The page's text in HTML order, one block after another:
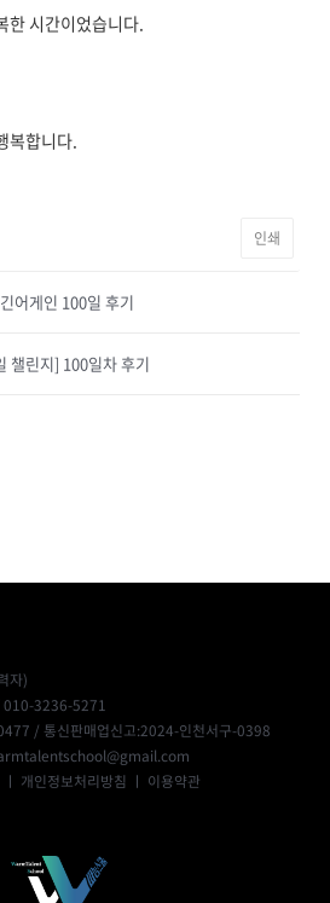
한 시간이었습니다.
복합니다.
인쇄
어게인 100일 후기
챌린지] 100일차 후기
자)
010-3236-5271
/ 통신판매업신고:2024-인천서구-0398
개인정보처리방침 ㅣ 이용약관